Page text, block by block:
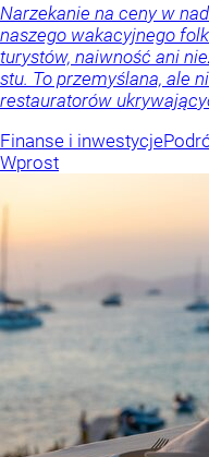
Narzekanie na ceny w
naszego wakacyjnego
turystów, naiwność ani
stu. To przemyślana, ale
restauratorów
Finanse i inwestycje
Wprost